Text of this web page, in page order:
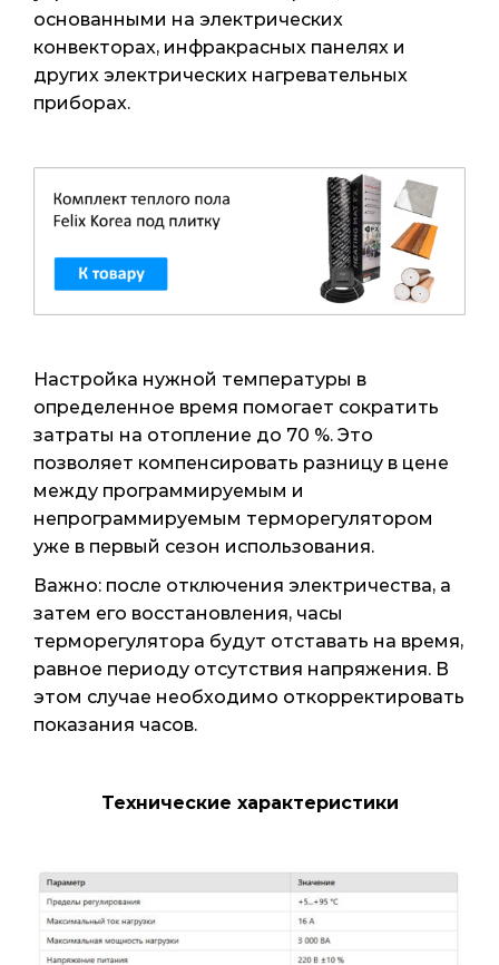
основанными на электрических
конвекторах, инфракрасных панелях и
других электрических нагревательных
приборах.
Настройка нужной температуры в
определенное время помогает сократить
затраты на отопление до 70 %. Это
позволяет компенсировать разницу в цене
между программируемым и
непрограммируемым терморегулятором
уже в первый сезон использования.
Важно: после отключения электричества, а
затем его восстановления, часы
терморегулятора будут отставать на время,
равное периоду отсутствия напряжения. В
этом случае необходимо откорректировать
показания часов.
Технические характеристики